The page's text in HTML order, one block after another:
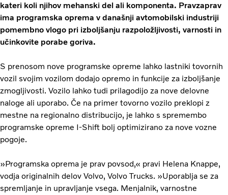
kateri koli njihov mehanski del ali komponenta. Pravzaprav
ima programska oprema v današnji avtomobilski industriji
pomembno vlogo pri izboljšanju razpoložljivosti, varnosti in
učinkovite porabe goriva.
S prenosom nove programske opreme lahko lastniki tovornih
vozil svojim vozilom dodajo opremo in funkcije za izboljšanje
zmogljivosti. Vozilo lahko tudi prilagodijo za nove delovne
naloge ali uporabo. Če na primer tovorno vozilo preklopi z
mestne na regionalno distribucijo, je lahko s spremembo
programske opreme I-Shift bolj optimizirano za nove vozne
pogoje.
»Programska oprema je prav povsod,« pravi Helena Knappe,
vodja originalnih delov Volvo, Volvo Trucks. »Uporablja se za
spremljanje in upravljanje vsega. Menjalnik, varnostne